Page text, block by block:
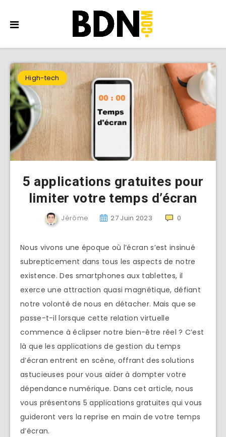
High-tech
5 applications gratuites pour
limiter votre temps d’écran
Jérôme 27 Juin 2023 0
Nous vivons une époque où l’écran s’est insinué
subrepticement dans tous les aspects de notre
existence. Des smartphones aux tablettes, il
exerce une attraction quasi magnétique, défiant
notre volonté de nous en détacher. Mais que se
passe-t-il lorsque cette relation virtuelle
commence à éclipser notre bien-être réel ? C’est
là que les applications de gestion du temps
d’écran entrent en scène, offrant des solutions
astucieuses pour vous aider à dompter votre
dépendance numérique. Dans cet article, nous
vous présentons 5 applications gratuites qui vous
guideront vers la reprise en main de votre temps
d’écran.